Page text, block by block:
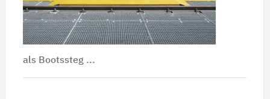
als Bootssteg ...